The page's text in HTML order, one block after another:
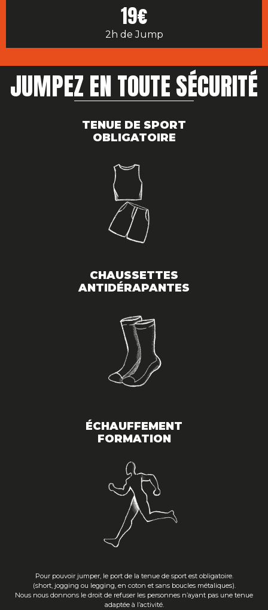
19€
2h de Jump
JUMPEZ EN TOUTE SÉCURITÉ
TENUE DE SPORT
OBLIGATOIRE
CHAUSSETTES
ANTIDÉRAPANTES
ÉCHAUFFEMENT
FORMATION
Pour pouvoir jumper, le port de la tenue de sport est obligatoire.
(short, jogging ou legging, en coton et sans boucles métaliques).
Nous nous donnons le droit de refuser les personnes n’ayant pas une tenue
adaptée à l’activité.